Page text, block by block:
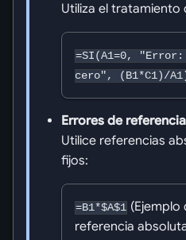
Utiliza el tratamiento
=SI(A1=0,
cero", (B1*C1)/
Errores de referencia
Utilice referencias
fijos:
=B1*$A$1 (Ejemplo
referencia